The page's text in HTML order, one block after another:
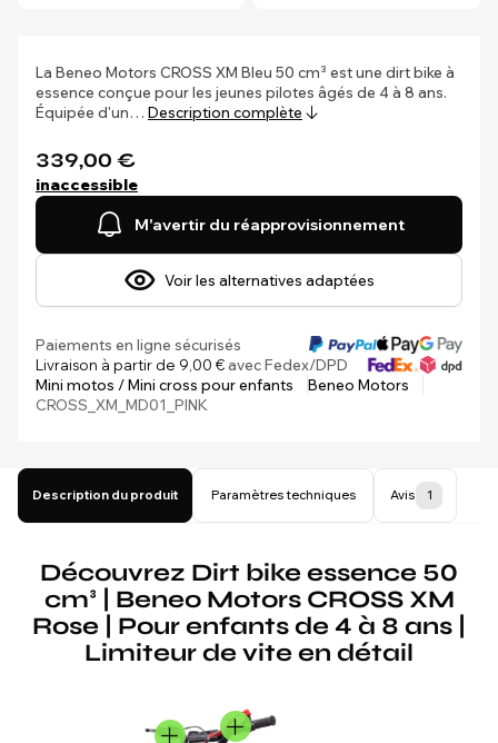
La Beneo Motors CROSS XM Bleu 50 cm³ est une dirt bike à
essence conçue pour les jeunes pilotes âgés de 4 à 8 ans.
Équipée d'un… Description complète
339,00 €
inaccessible
M'avertir du réapprovisionnement
Voir les alternatives adaptées
Paiements en ligne sécurisés
Livraison à partir de 9,00 €avec Fedex/DPD
Mini motos / Mini cross pour enfants
Beneo Motors
CROSS_XM_MD01_PINK
Description du produit Paramètres techniques Avis 1
Découvrez Dirt bike essence 50
cm³ | Beneo Motors CROSS XM
Rose | Pour enfants de 4 à 8 ans |
Limiteur de vite en détail